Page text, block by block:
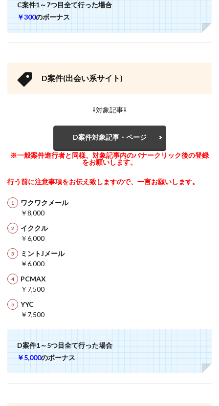
C案件1～7つ目全て行った場合
￥300のボーナス
D案件(出会い系サイト)
⇩対象記事⇩
D案件対象記事・ページ
※一般案件進行者と同様、対象記事内のバナークリック後の登録
をお願いします。
行う前に注意事項をお伝え致しますので、一言お願いします。
ワクワクメール
￥8,000
イククル
￥6,000
ミントJメール
￥6,000
PCMAX
￥7,500
YYC
￥7,500
D案件1～5つ目全て行った場合
￥5,000のボーナス